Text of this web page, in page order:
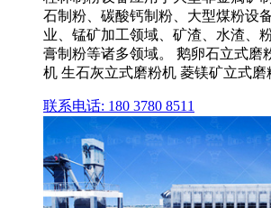
石制粉、碳酸钙制粉、大型煤粉设
业、锰矿加工领域、矿渣、水渣、
膏制粉等诸多领域。 鹅卵石立式磨
机 生石灰立式磨粉机 菱镁矿立式磨
联系电话: 180 3780 8511